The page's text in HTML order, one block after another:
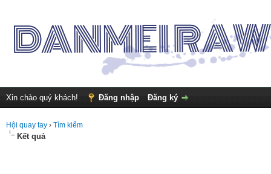
Xin chào quý khách! Đăng nhập Đăng ký
Hội quay tay › Tìm kiếm
Kết quả